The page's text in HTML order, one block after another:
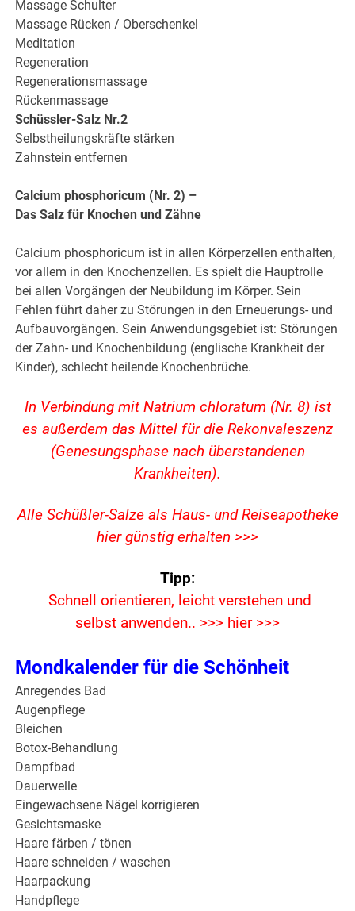
Massage Schulter
Massage Rücken / Oberschenkel
Meditation
Regeneration
Regenerationsmassage
Rückenmassage
Schüssler-Salz Nr.2
Selbstheilungskräfte stärken
Zahnstein entfernen
Calcium phosphoricum (Nr. 2) –
Das Salz für Knochen und Zähne
Calcium phosphoricum ist in allen Körperzellen enthalten,
vor allem in den Knochenzellen. Es spielt die Hauptrolle
bei allen Vorgängen der Neubildung im Körper. Sein
Fehlen führt daher zu Störungen in den Erneuerungs- und
Aufbauvorgängen. Sein Anwendungsgebiet ist: Störungen
der Zahn- und Knochenbildung (englische Krankheit der
Kinder), schlecht heilende Knochenbrüche.
In Verbindung mit Natrium chloratum (Nr. 8) ist
es außerdem das Mittel für die Rekonvaleszenz
(Genesungsphase nach überstandenen
Krankheiten).
Alle Schüßler-Salze als Haus- und Reiseapotheke
hier günstig erhalten >>>
Tipp:
Schnell orientieren, leicht verstehen und
selbst anwenden.. >>> hier >>>
Mondkalender für die Schönheit
Anregendes Bad
Augenpflege
Bleichen
Botox-Behandlung
Dampfbad
Dauerwelle
Eingewachsene Nägel korrigieren
Gesichtsmaske
Haare färben / tönen
Haare schneiden / waschen
Haarpackung
Handpflege